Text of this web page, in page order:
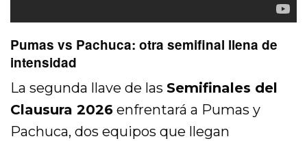
Pumas vs Pachuca: otra semifinal llena de
intensidad
La segunda llave de lasSemifinales del
Clausura 2026 enfrentará a Pumas y
Pachuca, dos equipos que llegan